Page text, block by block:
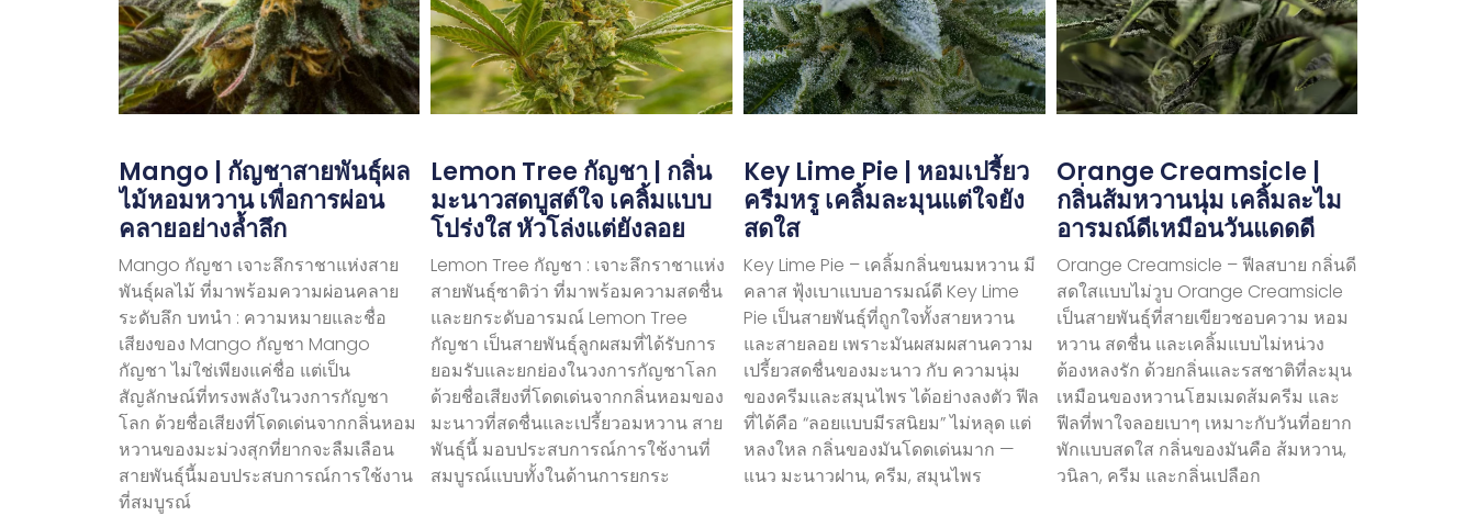
Mango | กัญชาสายพันธุ์ผล
ไม้หอมหวาน เพื่อการผ่อน
คลายอย่างล้ำลึก
Mango กัญชา เจาะลึกราชาแห่งสาย
พันธุ์ผลไม้ ที่มาพร้อมความผ่อนคลาย
ระดับลึก บทนำ : ความหมายและชื่อ
เสียงของ Mango กัญชา Mango
กัญชา ไม่ใช่เพียงแค่ชื่อ แต่เป็น
สัญลักษณ์ที่ทรงพลังในวงการกัญชา
โลก ด้วยชื่อเสียงที่โดดเด่นจากกลิ่นหอม
หวานของมะม่วงสุกที่ยากจะลืมเลือน
สายพันธุ์นี้มอบประสบการณ์การใช้งาน
ที่สมบูรณ์
Lemon Tree กัญชา | กลิ่น
มะนาวสดบูสต์ใจ เคลิ้มแบบ
โปร่งใส หัวโล่งแต่ยังลอย
Lemon Tree กัญชา : เจาะลึกราชาแห่ง
สายพันธุ์ซาติว่า ที่มาพร้อมความสดชื่น
และยกระดับอารมณ์ Lemon Tree
กัญชา เป็นสายพันธุ์ลูกผสมที่ได้รับการ
ยอมรับและยกย่องในวงการกัญชาโลก
ด้วยชื่อเสียงที่โดดเด่นจากกลิ่นหอมของ
มะนาวที่สดชื่นและเปรี้ยวอมหวาน สาย
พันธุ์นี้ มอบประสบการณ์การใช้งานที่
สมบูรณ์แบบทั้งในด้านการยกระ
Key Lime Pie | หอมเปรี้ยว
ครีมหรู เคลิ้มละมุนแต่ใจยัง
สดใส
Key Lime Pie – เคลิ้มกลิ่นขนมหวาน มี
คลาส ฟุ้งเบาแบบอารมณ์ดี Key Lime
Pie เป็นสายพันธุ์ที่ถูกใจทั้งสายหวาน
และสายลอย เพราะมันผสมผสานความ
เปรี้ยวสดชื่นของมะนาว กับ ความนุ่ม
ของครีมและสมุนไพร ได้อย่างลงตัว ฟีล
ที่ได้คือ “ลอยแบบมีรสนิยม” ไม่หลุด แต่
หลงใหล กลิ่นของมันโดดเด่นมาก —
แนว มะนาวฝาน, ครีม, สมุนไพร
Orange Creamsicle |
กลิ่นส้มหวานนุ่ม เคลิ้มละไม
อารมณ์ดีเหมือนวันแดดดี
Orange Creamsicle – ฟีลสบาย กลิ่นดี
สดใสแบบไม่วูบ Orange Creamsicle
เป็นสายพันธุ์ที่สายเขียวชอบความ หอม
หวาน สดชื่น และเคลิ้มแบบไม่หน่วง
ต้องหลงรัก ด้วยกลิ่นและรสชาติที่ละมุน
เหมือนของหวานโฮมเมดส้มครีม และ
ฟีลที่พาใจลอยเบาๆ เหมาะกับวันที่อยาก
พักแบบสดใส กลิ่นของมันคือ ส้มหวาน,
วนิลา, ครีม และกลิ่นเปลือก